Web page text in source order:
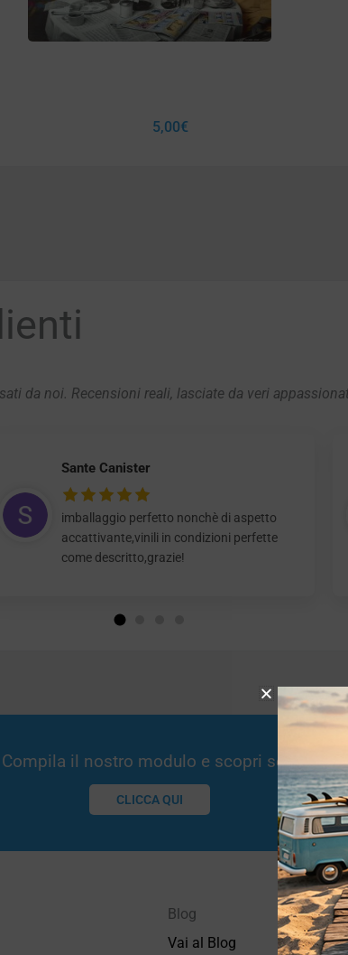
5,00€
da noi. Recensioni reali, lasciate da veri
Sante Canister
imballaggio perfetto nonchè di aspetto
accattivante,vinili in condizioni perfette
come descritto,grazie!
il nostro modulo e scopri se
CLICCA QUI
Blog
Vai al Blog